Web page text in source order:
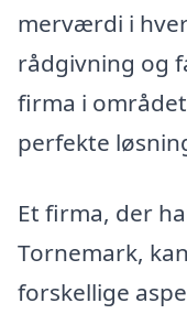
merværdi i
rådgivning og
firma i
perfekte
Et firma, der
Tornemark,
forskellige